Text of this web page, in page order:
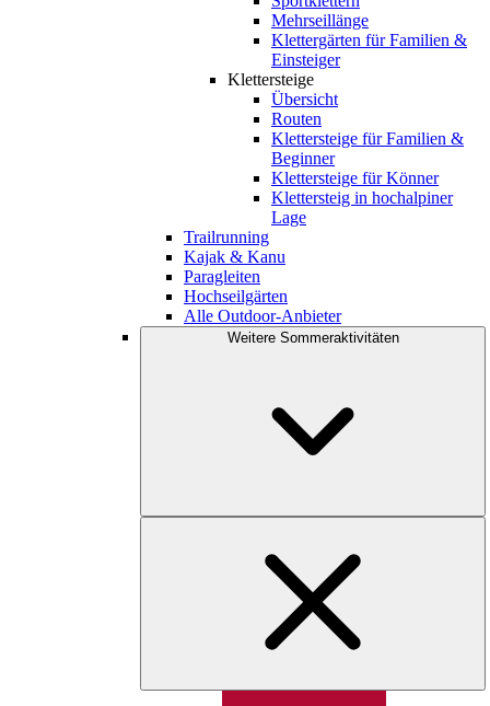
Mehrseillänge
Klettergärten für Familien &
Einsteiger
Klettersteige
Übersicht
Routen
Klettersteige für Familien &
Beginner
Klettersteige für Könner
Klettersteig in hochalpiner
Lage
Trailrunning
Kajak & Kanu
Paragleiten
Hochseilgärten
Alle Outdoor-Anbieter
Weitere Sommeraktivitäten